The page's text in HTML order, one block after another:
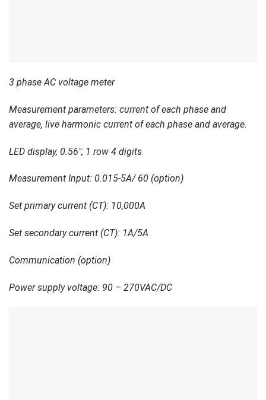
3 phase AC voltage meter
Measurement parameters: current of each phase and
average, live harmonic current of each phase and average.
LED display, 0.56″; 1 row 4 digits
Measurement Input: 0.015-5A/ 60 (option)
Set primary current (CT): 10,000A
Set secondary current (CT): 1A/5A
Communication (option)
Power supply voltage: 90 – 270VAC/DC